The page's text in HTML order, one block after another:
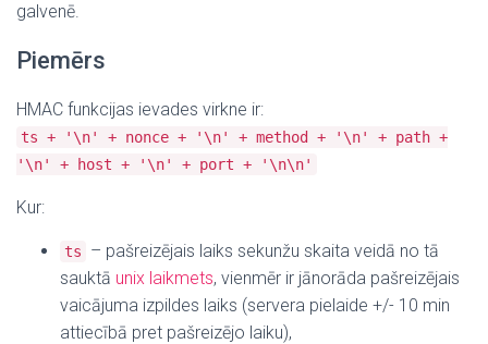
galvenē.
Piemērs
HMAC funkcijas ievades virkne ir:
ts + '\n' + nonce + '\n' + method + '\n' + path +
'\n' + host + '\n' + port + '\n\n'
Kur:
ts
– pašreizējais laiks sekunžu skaita veidā no tā
sauktā unix laikmets, vienmēr ir jānorāda pašreizējais
vaicājuma izpildes laiks (servera pielaide +/- 10 min
attiecībā pret pašreizējo laiku),